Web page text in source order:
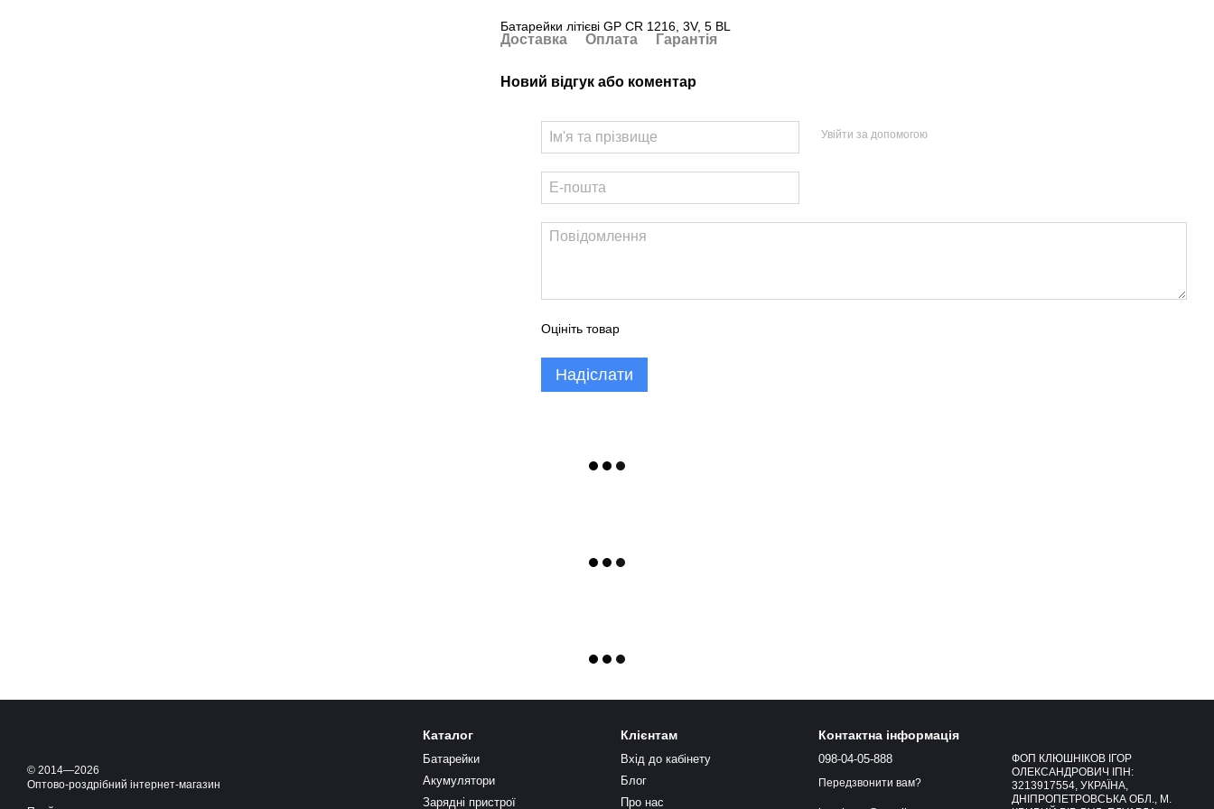
Батарейки літієві GP CR 1216, 3V, 5 BL
Доставка Оплата Гарантія
Новий відгук або коментар
Увійти за допомогою
Оцініть товар
Надіслати
© 2014—2026
Оптово-роздрібний інтернет-магазин
Каталог
Батарейки
Акумулятори
Зарядні пристрої
Клієнтам
Вхід до кабінету
Блог
Про нас
Контактна інформація
098-04-05-888
Передзвонити вам?
ФОП КЛЮШНІКОВ ІГОР
ОЛЕКСАНДРОВИЧ ІПН:
3213917554, УКРАЇНА,
ДНІПРОПЕТРОВСЬКА ОБЛ., М.